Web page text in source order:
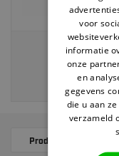
Veilig
Produktbeschreibung
voor
informatie
onze
en
gegevens
die u aan
verzameld